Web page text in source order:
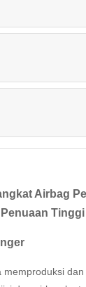
Airbag
Tinggi
memproduksi